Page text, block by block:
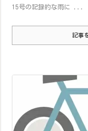
15号の記録的な雨に ...
記事